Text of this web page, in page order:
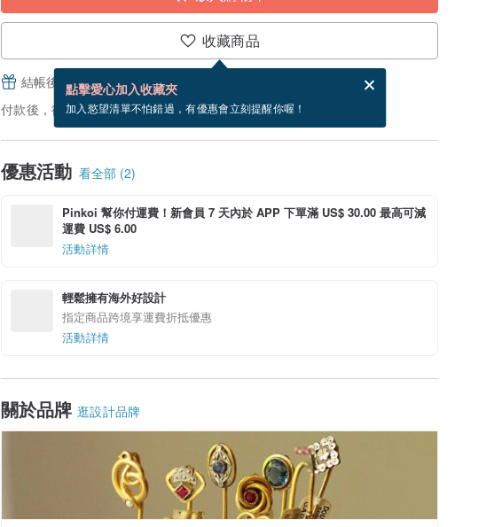
收藏商品
點擊愛心加入收藏夾
加入慾望清單不怕錯過，有優惠會立刻提醒你喔！
結帳後填寫並分享，免費幫你寄送電子賀卡。
電子賀卡是什麼？
付款後，從備貨到寄出商品為 2 個工作天。（不包含假日）
優惠活動 看全部 (2)
Pinkoi 幫你付運費！新會員 7 天內於 APP 下單滿 US$ 30.00 最高可減
運費 US$ 6.00
活動詳情
輕鬆擁有海外好設計
指定商品跨境享運費折抵優惠
活動詳情
關於品牌 逛設計品牌